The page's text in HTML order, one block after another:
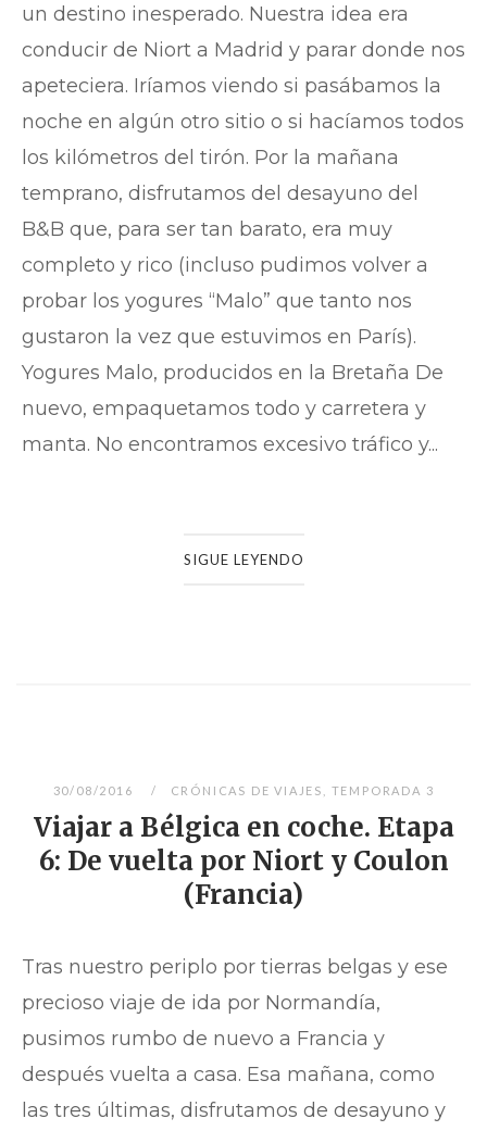
un destino inesperado. Nuestra idea era
conducir de Niort a Madrid y parar donde nos
apeteciera. Iríamos viendo si pasábamos la
noche en algún otro sitio o si hacíamos todos
los kilómetros del tirón. Por la mañana
temprano, disfrutamos del desayuno del
B&B que, para ser tan barato, era muy
completo y rico (incluso pudimos volver a
probar los yogures “Malo” que tanto nos
gustaron la vez que estuvimos en París).
Yogures Malo, producidos en la Bretaña De
nuevo, empaquetamos todo y carretera y
manta. No encontramos excesivo tráfico y...
SIGUE LEYENDO
30/08/2016 CRÓNICAS DE VIAJES TEMPORADA 3
Viajar a Bélgica en coche. Etapa
6: De vuelta por Niort y Coulon
(Francia)
Tras nuestro periplo por tierras belgas y ese
precioso viaje de ida por Normandía,
pusimos rumbo de nuevo a Francia y
después vuelta a casa. Esa mañana, como
las tres últimas, disfrutamos de desayuno y